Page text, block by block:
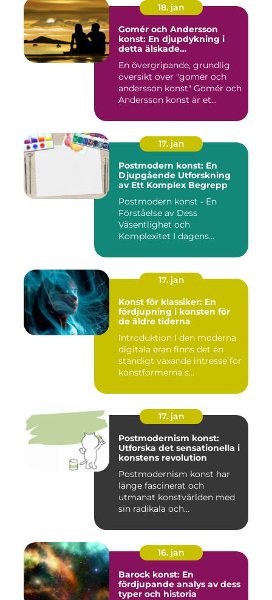
18. jan
Gomér och Andersson
konst: En djupdykning i
detta älskade
En övergripande, grundlig
översikt över "gomér och
andersson konst" Gomér och
Andersson konst är et...
17. jan
Postmodern konst: En
Djupgående Utforskning
av Ett Komplex Begrepp
Postmodern konst - En
Förståelse av Dess
Väsentlighet och
Komplexitet I dagens
17. jan
Konst för klassiker: En
fördjupning i konsten för
de äldre tiderna
Introduktion I den moderna
digitala eran finns det en
ständigt växande intresse för
konstformerna s...
17. jan
Postmodernism konst:
Utforska det sensationella i
konstens revolution
Postmodernism konst har
länge fascinerat och
utmanat konstvärlden med
sin radikala och
16. jan
Barock konst: En
fördjupande analys av dess
typer och historia